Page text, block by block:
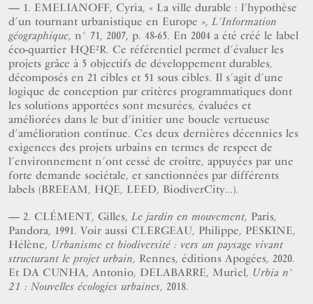
1. EMELIANOFF, Cyria, « La ville durable : l’hypothèse
d’un tournant urbanistique en Europe », L’Information
géographique, n° 71, 2007, p. 48-65. En 2004 a été créé le label
éco-quartier HQE²R. Ce référentiel permet d’évaluer les
projets grâce à 5 objectifs de développement durables,
décomposés en 21 cibles et 51 sous cibles. Il s’agit d’une
logique de conception par critères programmatiques dont
les solutions apportées sont mesurées, évaluées et
améliorées dans le but d’initier une boucle vertueuse
d’amélioration continue. Ces deux dernières décennies les
exigences des projets urbains en termes de respect de
l’environnement n’ont cessé de croître, appuyées par une
forte demande sociétale, et sanctionnées par différents
labels (BREEAM, HQE, LEED, BiodiverCity…).
2. CLÉMENT, Gilles, Le jardin en mouvement, Paris,
Pandora, 1991. Voir aussi CLERGEAU, Philippe, PESKINE,
Hélène, Urbanisme et biodiversité : vers un paysage vivant
structurant le projet urbain, Rennes, éditions Apogées, 2020.
Et DA CUNHA, Antonio, DELABARRE, Muriel, Urbia n°
21 : Nouvelles écologies urbaines, 2018.